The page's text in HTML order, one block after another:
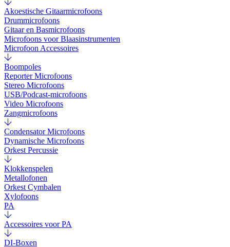
Akoestische Gitaarmicrofoons
Drummicrofoons
Gitaar en Basmicrofoons
Microfoons voor Blaasinstrumenten
Microfoon Accessoires
Boompoles
Reporter Microfoons
Stereo Microfoons
USB/Podcast-microfoons
Video Microfoons
Zangmicrofoons
Condensator Microfoons
Dynamische Microfoons
Orkest Percussie
Klokkenspelen
Metallofonen
Orkest Cymbalen
Xylofoons
PA
Accessoires voor PA
DI-Boxen